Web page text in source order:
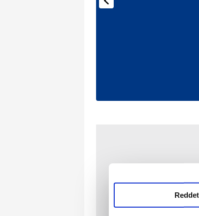
Reddet